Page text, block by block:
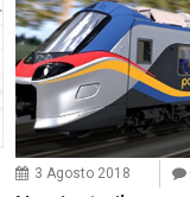
3 Agosto 2018